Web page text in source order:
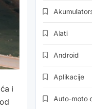
i
Alati
Android
Aplikacije
Auto-moto